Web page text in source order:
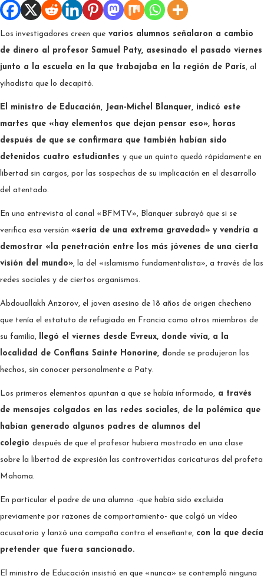
Los investigadores creen que varios alumnos señalaron a cambio
de dinero al profesor Samuel Paty, asesinado el pasado viernes
junto a la escuela en la que trabajaba en la región de París, al
yihadista que lo decapitó.
El ministro de Educación, Jean-Michel Blanquer, indicó este
martes que «hay elementos que dejan pensar eso», horas
después de que se confirmara que también habían sido
detenidos cuatro estudiantes y que un quinto quedó rápidamente en
libertad sin cargos, por las sospechas de su implicación en el desarrollo
del atentado.
En una entrevista al canal «BFMTV», Blanquer subrayó que si se
verifica esa versión «sería de una extrema gravedad» y vendría a
demostrar «la penetración entre los más jóvenes de una cierta
visión del mundo», la del «islamismo fundamentalista», a través de las
redes sociales y de ciertos organismos.
Abdouallakh Anzorov, el joven asesino de 18 años de origen checheno
que tenía el estatuto de refugiado en Francia como otros miembros de
su familia, llegó el viernes desde Evreux, donde vivía, a la
localidad de Conflans Sainte Honorine, donde se produjeron los
hechos, sin conocer personalmente a Paty.
Los primeros elementos apuntan a que se había informado, a través
de mensajes colgados en las redes sociales, de la polémica que
habían generado algunos padres de alumnos del
colegio después de que el profesor hubiera mostrado en una clase
sobre la libertad de expresión las controvertidas caricaturas del profeta
Mahoma.
En particular el padre de una alumna -que había sido excluida
previamente por razones de comportamiento- que colgó un vídeo
acusatorio y lanzó una campaña contra el enseñante, con la que decía
pretender que fuera sancionado.
El ministro de Educación insistió en que «nunca» se contempló ninguna